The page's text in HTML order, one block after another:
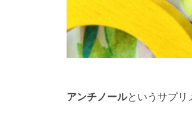
グ
ラ
リ
。
の
a
アンチノールというサプリ
パ
ー
ク